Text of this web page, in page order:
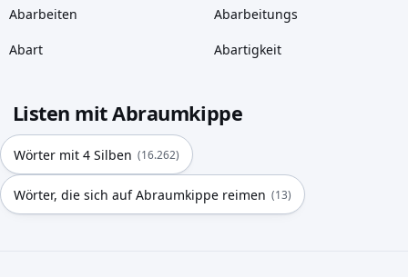
Abarbeiten Abarbeitungs
Abart Abartigkeit
Listen mit Abraumkippe
Wörter mit 4 Silben (16.262)
Wörter, die sich auf Abraumkippe reimen (13)